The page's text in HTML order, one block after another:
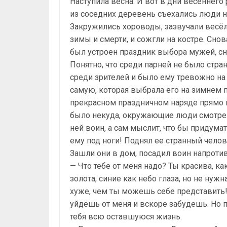
из соседних деревень съехались люди
Закружились хороводы, зазвучали
зимы и смерти, и сожгли на костре.
был устроен праздник выбора мужей,
Понятно, что среди парней не было
среди зрителей и было ему тревожно
самую, которая выбрала его на зимнем
прекрасном праздничном наряде
было некуда, окружающие люди
ней воин, а сам мыслит, что бы
ему под ноги! Поднял ее странный
Зашли они в дом, посадил воин
— Что тебе от меня надо? Ты красива,
золота, синие как небо глаза, но не
хуже, чем ты можешь себе
уйдёшь от меня и вскоре забудешь. Но
тебя всю оставшуюся жизнь.